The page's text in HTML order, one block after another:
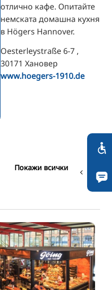
отлично кафе. Опитайте
немската домашна кухня
в Högers Hannover.
Oesterleystraße 6-7 ,
30171 Хановер
www.hoegers-1910.de
Покажи всички